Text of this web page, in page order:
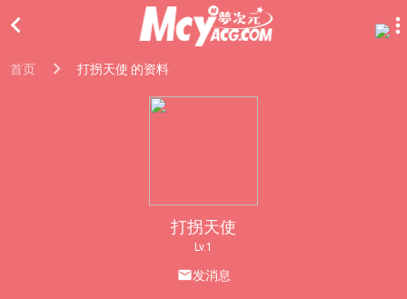

首页 打拐天使 的资料
打拐天使
Lv.1
发消息